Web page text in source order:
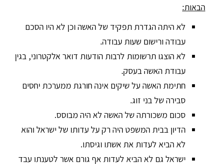
הבאות:
לא היתה הגדרת תפקיד של האשה וכן לא היו הסכם
עבודה ורישום שעות עבודה.
לא הוצגו תרשומות לרבות הודעות דואר אלקטרוני, בגין
עבודת האשה בעסק.
חתימת האשה על שיקים אינה חורגת ממערכת יחסים
סבירה של בני זוג.
סכום משכורתה של האשה לא היה מבוסס.
הדיון בבית המשפט היה רק על עדותו של ישראל והוא
לא הביא לעדות את אשתו וגיסתו.
ישראל גם לא הביא לעדות אף גורם אשר לטענתו עבד